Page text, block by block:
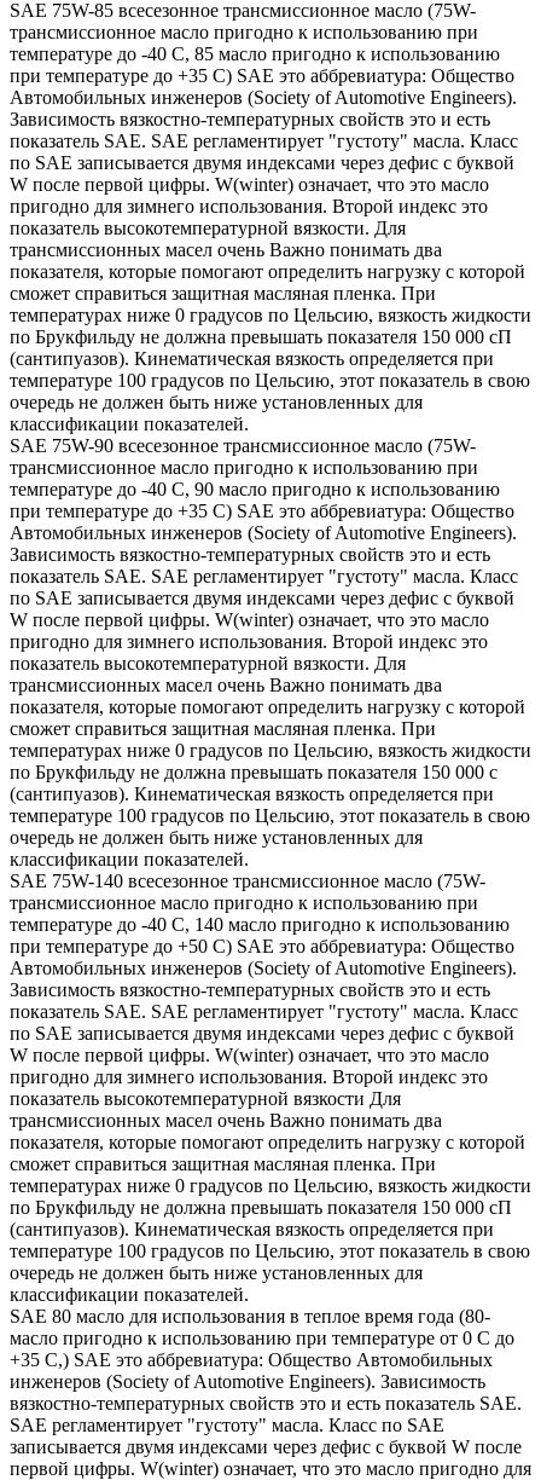
SAE 75W-85 всесезонное трансмиссионное масло (75W-
трансмиссионное масло пригодно к использованию при
температуре до -40 С, 85 масло пригодно к использованию
при температуре до +35 С) SAE это аббревиатура: Общество
Автомобильных инженеров (Society of Automotive Engineers).
Зависимость вязкостно-температурных свойств это и есть
показатель SAE. SAE регламентирует "густоту" масла. Класс
по SAE записывается двумя индексами через дефис с буквой
W после первой цифры. W(winter) означает, что это масло
пригодно для зимнего использования. Второй индекс это
показатель высокотемпературной вязкости. Для
трансмиссионных масел очень Важно понимать два
показателя, которые помогают определить нагрузку с которой
сможет справиться защитная масляная пленка. При
температурах ниже 0 градусов по Цельсию, вязкость жидкости
по Брукфильду не должна превышать показателя 150 000 сП
(сантипуазов). Кинематическая вязкость определяется при
температуре 100 градусов по Цельсию, этот показатель в свою
очередь не должен быть ниже установленных для
классификации показателей.
SAE 75W-90 всесезонное трансмиссионное масло (75W-
трансмиссионное масло пригодно к использованию при
температуре до -40 С, 90 масло пригодно к использованию
при температуре до +35 С) SAE это аббревиатура: Общество
Автомобильных инженеров (Society of Automotive Engineers).
Зависимость вязкостно-температурных свойств это и есть
показатель SAE. SAE регламентирует "густоту" масла. Класс
по SAE записывается двумя индексами через дефис с буквой
W после первой цифры. W(winter) означает, что это масло
пригодно для зимнего использования. Второй индекс это
показатель высокотемпературной вязкости. Для
трансмиссионных масел очень Важно понимать два
показателя, которые помогают определить нагрузку с которой
сможет справиться защитная масляная пленка. При
температурах ниже 0 градусов по Цельсию, вязкость жидкости
по Брукфильду не должна превышать показателя 150 000 с
(сантипуазов). Кинематическая вязкость определяется при
температуре 100 градусов по Цельсию, этот показатель в свою
очередь не должен быть ниже установленных для
классификации показателей.
SAE 75W-140 всесезонное трансмиссионное масло (75W-
трансмиссионное масло пригодно к использованию при
температуре до -40 С, 140 масло пригодно к использованию
при температуре до +50 С) SAE это аббревиатура: Общество
Автомобильных инженеров (Society of Automotive Engineers).
Зависимость вязкостно-температурных свойств это и есть
показатель SAE. SAE регламентирует "густоту" масла. Класс
по SAE записывается двумя индексами через дефис с буквой
W после первой цифры. W(winter) означает, что это масло
пригодно для зимнего использования. Второй индекс это
показатель высокотемпературной вязкости Для
трансмиссионных масел очень Важно понимать два
показателя, которые помогают определить нагрузку с которой
сможет справиться защитная масляная пленка. При
температурах ниже 0 градусов по Цельсию, вязкость жидкости
по Брукфильду не должна превышать показателя 150 000 сП
(сантипуазов). Кинематическая вязкость определяется при
температуре 100 градусов по Цельсию, этот показатель в свою
очередь не должен быть ниже установленных для
классификации показателей.
SAE 80 масло для использования в теплое время года (80-
масло пригодно к использованию при температуре от 0 С до
+35 С,) SAE это аббревиатура: Общество Автомобильных
инженеров (Society of Automotive Engineers). Зависимость
вязкостно-температурных свойств это и есть показатель SAE.
SAE регламентирует "густоту" масла. Класс по SAE
записывается двумя индексами через дефис с буквой W после
первой цифры. W(winter) означает, что это масло пригодно для